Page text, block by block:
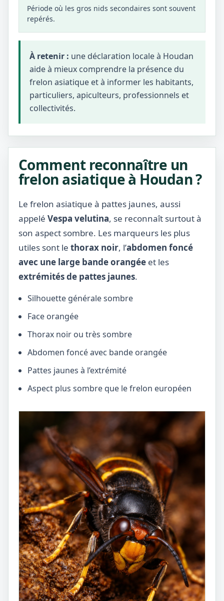
Période où les gros nids secondaires sont souvent
repérés.
À retenir : une déclaration locale à Houdan
aide à mieux comprendre la présence du
frelon asiatique et à informer les habitants,
particuliers, apiculteurs, professionnels et
collectivités.
Comment reconnaître un
frelon asiatique à Houdan ?
Le frelon asiatique à pattes jaunes, aussi
appelé Vespa velutina, se reconnaît surtout à
son aspect sombre. Les marqueurs les plus
utiles sont le thorax noir, l’abdomen foncé
avec une large bande orangée et les
extrémités de pattes jaunes.
Silhouette générale sombre
Face orangée
Thorax noir ou très sombre
Abdomen foncé avec bande orangée
Pattes jaunes à l’extrémité
Aspect plus sombre que le frelon européen